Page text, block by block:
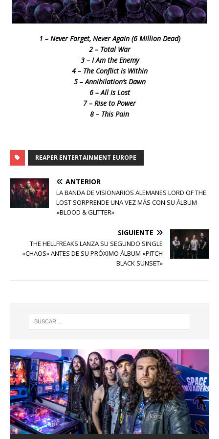
1 – Never Forget, Never Again (6 Million Dead)
2 – Total War
3 – I Am the Enemy
4 – The Conflict is Within
5 – Annihilation’s Dawn
6 – All is Lost
7 – Rise to Power
8 – This Pain
REAPER ENTERTAINMENT EUROPE
ANTERIOR
LA BANDA DE VISIONARIOS ALEMANES LORD OF THE
LOST SORPRENDE UNA VEZ MÁS CON SU ÁLBUM
«BLOOD & GLITTER»
SIGUIENTE
THE HELLFREAKS LANZA SU SEGUNDO SINGLE
«CHAOS» ANTES DE SU PRÓXIMO ÁLBUM «PITCH
BLACK SUNSET»